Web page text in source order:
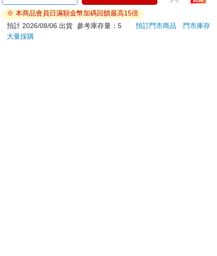
女魅魔懺悔榨精
特價 300 元
預購限定
山君)
86 折 特價 30
(漢
※ 本商品會員日滿額金幣加碼回饋最高15倍
預計 2026/08/06 出貨 參考庫存量：5 預訂門市商品
門市庫存
大量採購